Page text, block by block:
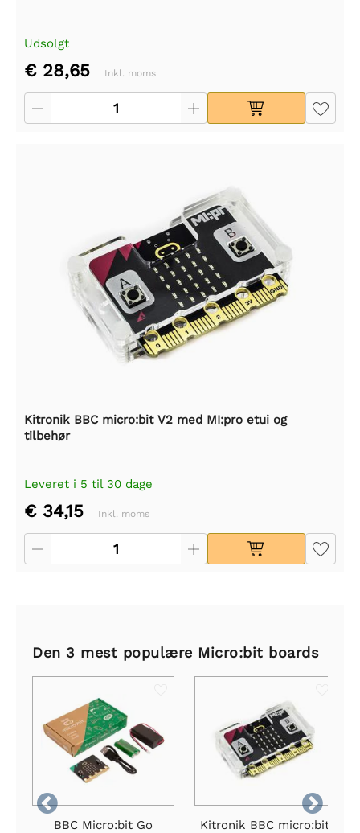
Udsolgt
€ 28,65 Inkl. moms
Kitronik BBC micro:bit V2 med MI:pro etui og
tilbehør
Leveret i 5 til 30 dage
€ 34,15 Inkl. moms
Den 3 mest populære Micro:bit boards


BBC Micro:bit Go Kitronik BBC micro:bit